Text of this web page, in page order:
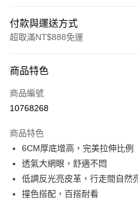
付款與運送方式
超取滿NT$888免運
信用卡一次付款
超商取貨付款
Apple Pay
街口支付
悠遊付
商品特色
商品編號
10768268
商品特色
6CM厚底增高，完美拉伸比例
透氣大網眼，舒適不悶
低調反光亮皮革，行走間自然
撞色搭配，百搭耐看